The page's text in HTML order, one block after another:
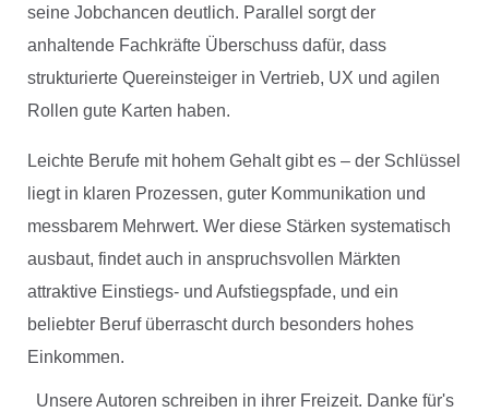
seine Jobchancen deutlich. Parallel sorgt der
anhaltende Fachkräfte Überschuss dafür, dass
strukturierte Quereinsteiger in Vertrieb, UX und agilen
Rollen gute Karten haben.
Leichte Berufe mit hohem Gehalt gibt es – der Schlüssel
liegt in klaren Prozessen, guter Kommunikation und
messbarem Mehrwert. Wer diese Stärken systematisch
ausbaut, findet auch in anspruchsvollen Märkten
attraktive Einstiegs- und Aufstiegspfade, und ein
beliebter Beruf überrascht durch besonders hohes
Einkommen.
Unsere Autoren schreiben in ihrer Freizeit. Danke für's